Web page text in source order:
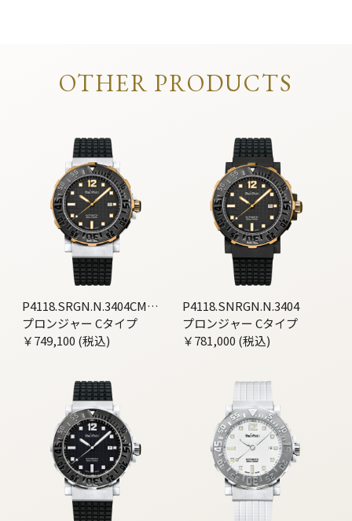
OTHER PRODUCTS
P4118.SRGN.N.3404CM00
1
プロンジャー Cタイプ
￥749,100 (税込)
P4118.SNRGN.N.3404
プロンジャー Cタイプ
￥781,000 (税込)